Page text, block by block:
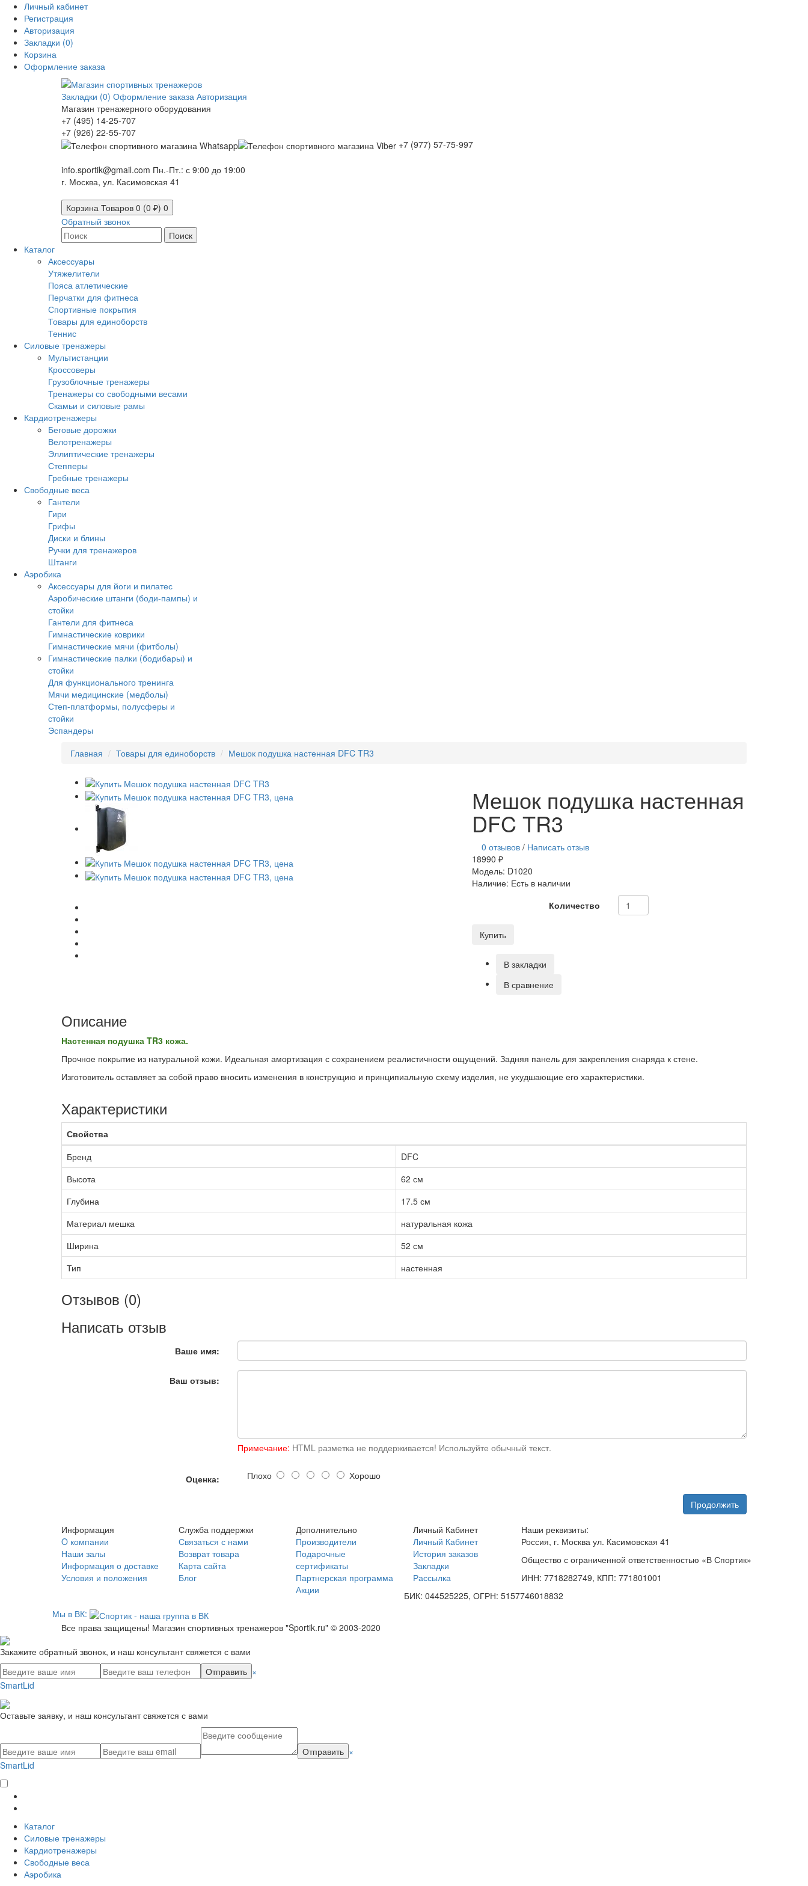
Личный кабинет
Регистрация
Авторизация
Закладки (0)
Корзина
Оформление заказа
Закладки (0) Оформление заказа Авторизация
Магазин тренажерного оборудования
+7 (495) 14-25-707
+7 (926) 22-55-707
+7 (977) 57-75-997
info.sportik@gmail.com Пн.-Пт.: с 9:00 до 19:00
г. Москва, ул. Касимовская 41
Корзина Товаров 0 (0 ₽) 0
Обратный звонок
Поиск
Каталог
Аксессуары
Утяжелители
Пояса атлетические
Перчатки для фитнеса
Спортивные покрытия
Товары для единоборств
Теннис
Силовые тренажеры
Мультистанции
Кроссоверы
Грузоблочные тренажеры
Тренажеры со свободными весами
Скамьи и силовые рамы
Кардиотренажеры
Беговые дорожки
Велотренажеры
Эллиптические тренажеры
Степперы
Гребные тренажеры
Свободные веса
Гантели
Гири
Грифы
Диски и блины
Ручки для тренажеров
Штанги
Аэробика
Аксессуары для йоги и пилатес
Аэробические штанги (боди-пампы) и
стойки
Гантели для фитнеса
Гимнастические коврики
Гимнастические мячи (фитболы)
Гимнастические палки (бодибары) и
стойки
Для функционального тренинга
Мячи медицинские (медболы)
Степ-платформы, полусферы и
стойки
Эспандеры
Главная
Товары для единоборств Мешок подушка настенная DFC TR3
Мешок подушка настенная
DFC TR3
0 отзывов/ Написать отзыв
18990 ₽
Модель: D1020
Наличие: Есть в наличии
Количество
Купить
В закладки
В сравнение
Описание
Настенная подушка TR3 кожа.
Прочное покрытие из натуральной кожи. Идеальная амортизация с сохранением реалистичности ощущений. Задняя панель для закрепления снаряда к стене.
Изготовитель оставляет за собой право вносить изменения в конструкцию и принципиальную схему изделия, не ухудшающие его характеристики.
Характеристики
Свойства
Бренд
DFC
Высота
62 см
Глубина
17.5 см
Материал мешка
натуральная кожа
Ширина
52 см
Тип
настенная
Отзывов (0)
Написать отзыв
Ваше имя:
Ваш отзыв:
Примечание: HTML разметка не поддерживается! Используйте обычный текст.
Оценка: Плохо Хорошо
Продолжить
Информация
O компании
Наши залы
Информация о доставке
Условия и положения
Служба поддержки
Связаться с нами
Возврат товара
Карта сайта
Блог
Дополнительно
Производители
Подарочные
сертификаты
Партнерская программа
Акции
Личный Кабинет
Личный Кабинет
История заказов
Закладки
Рассылка
Наши реквизиты:
Россия, г. Москва ул. Касимовская 41
Общество с ограниченной ответственностью «В Спортик»
ИНН: 7718282749, КПП: 771801001
БИК: 044525225, ОГРН: 5157746018832
Мы в ВК:
Все права защищены! Магазин спортивных тренажеров "Sportik.ru" © 2003-2020
Закажите обратный звонок, и наш консультант свяжется с вами
Отправить ×
SmartLid
Оставьте заявку, и наш консультант свяжется с вами
Отправить ×
SmartLid
Каталог
Силовые тренажеры
Кардиотренажеры
Свободные веса
Аэробика